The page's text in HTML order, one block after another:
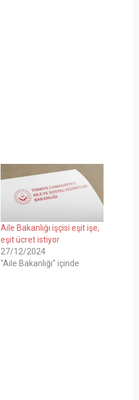
Aile Bakanlığı işçisi eşit işe,
eşit ücret istiyor
27/12/2024
"Aile Bakanlığı" içinde